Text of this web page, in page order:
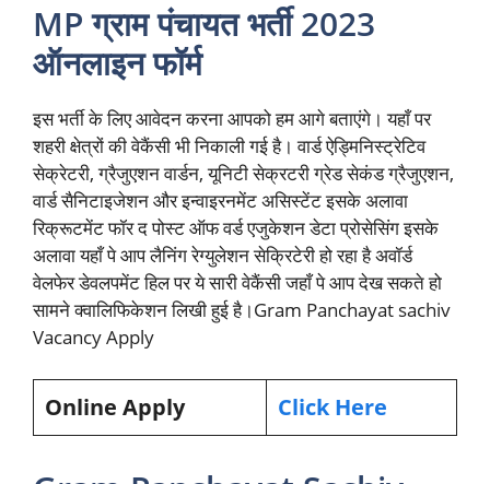
MP ग्राम पंचायत भर्ती 2023
ऑनलाइन फॉर्म
इस भर्ती के लिए आवेदन करना आपको हम आगे बताएंगे। यहाँ पर
शहरी क्षेत्रों की वेकैंसी भी निकाली गई है। वार्ड ऐड्मिनिस्ट्रेटिव
सेक्रेटरी, ग्रैजुएशन वार्डन, यूनिटी सेक्रटरी ग्रेड सेकंड ग्रैजुएशन,
वार्ड सैनिटाइजेशन और इन्वाइरनमेंट असिस्टेंट इसके अलावा
रिक्रूटमेंट फॉर द पोस्ट ऑफ वर्ड एजुकेशन डेटा प्रोसेसिंग इसके
अलावा यहाँ पे आप लैनिंग रेग्युलेशन सेक्रिटेरी हो रहा है अवॉर्ड
वेलफेर डेवलपमेंट हिल पर ये सारी वेकैंसी जहाँ पे आप देख सकते हो
सामने क्वालिफिकेशन लिखी हुई है।Gram Panchayat sachiv
Vacancy Apply
Online Apply Click Here